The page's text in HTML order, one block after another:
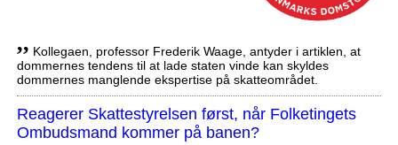
,, Kollegaen, professor Frederik Waage, antyder i artiklen, at
dommernes tendens til at lade staten vinde kan skyldes
dommernes manglende ekspertise på skatteområdet.
Reagerer Skattestyrelsen først, når Folketingets
Ombudsmand kommer på banen?